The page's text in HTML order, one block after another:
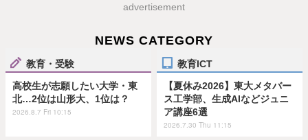
advertisement
NEWS CATEGORY
教育・受験
高校生が志願したい大学・東
北…2位は山形大、1位は？
2026.8.7 Fri 10:15
教育ICT
【夏休み2026】東大メタバー
ス工学部、生成AIなどジュニ
ア講座6選
2026.7.30 Thu 11:15